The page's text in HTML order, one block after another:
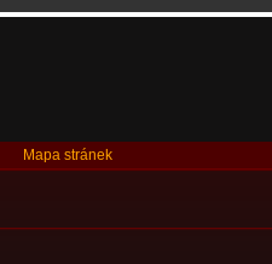
Mapa stránek